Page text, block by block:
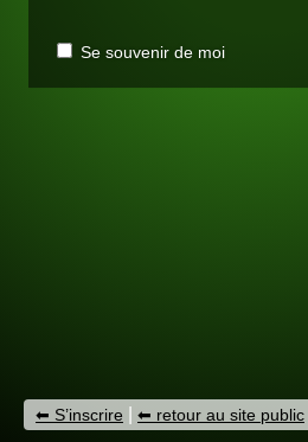
Se souvenir de moi
S’inscrire retour au site public